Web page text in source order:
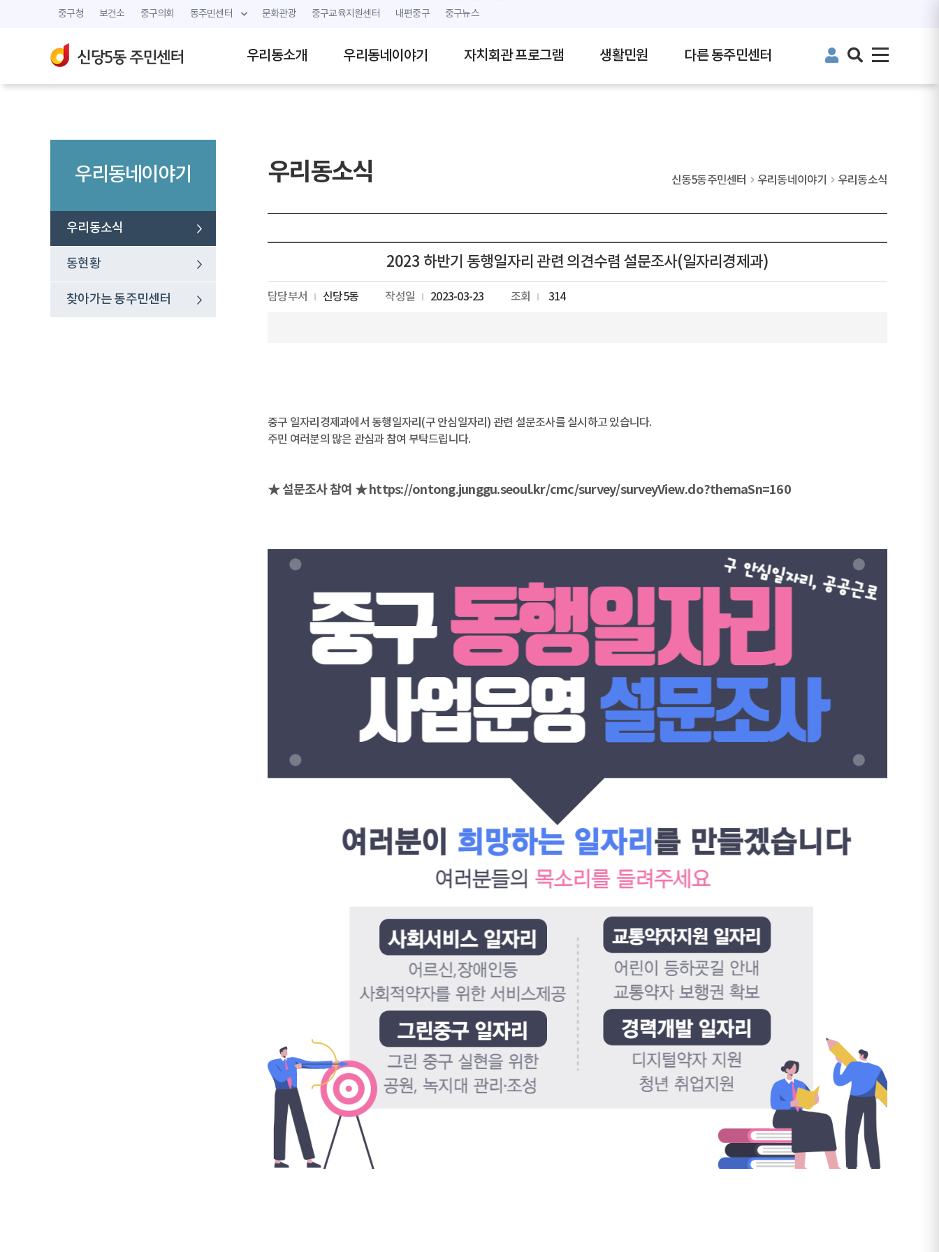
중구청 보건소 중구의회 동주민센터 문화관광 중구교육지원센터 내편중구 중구뉴스
우리동소개 우리동네이야기 자치회관 프로그램 생활민원 다른 동주민센터
우리동네이야기
우리동소식
동현황
찾아가는 동주민센터
우리동소식 신동5동주민센터 우리동네이야기 우리동소식
2023 하반기 동행일자리 관련 의견수렴 설문조사(일자리경제과)
담당부서 신당5동 작성일 2023-03-23 조회 314
중구 일자리경제과에서 동행일자리(구 안심일자리) 관련 설문조사를 실시하고 있습니다.
주민 여러분의 많은 관심과 참여 부탁드립니다.
★ 설문조사 참여 ★ https://ontong.junggu.seoul.kr/cmc/survey/surveyView.do?themaSn=160